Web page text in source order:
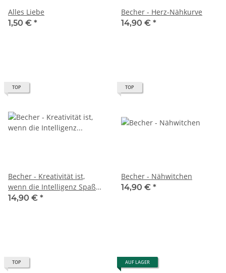
Alles Liebe
1,50 € *
Becher - Herz-Nähkurve
14,90 € *
TOP
Becher - Kreativität ist,
wenn die Intelligenz Spaß
hat.
14,90 € *
TOP
Becher - Nähwitchen
14,90 € *
TOP AUF LAGER